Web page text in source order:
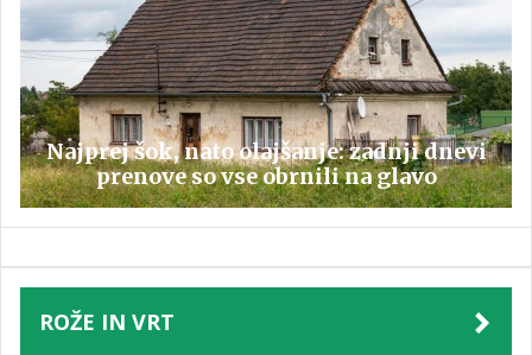
Najprej šok, nato olajšanje: zadnji dnevi
prenove so vse obrnili na glavo
ROŽE IN VRT